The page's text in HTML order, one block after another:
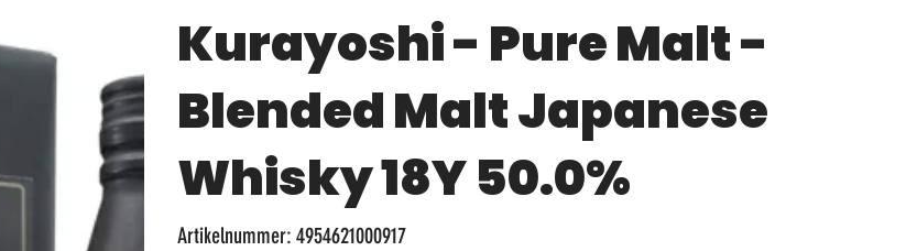
Kurayoshi - Pure Malt -
Blended Malt Japanese
Whisky 18Y 50.0%
Artikelnummer:
Artikelnummer:
4954621000917
4954621000917